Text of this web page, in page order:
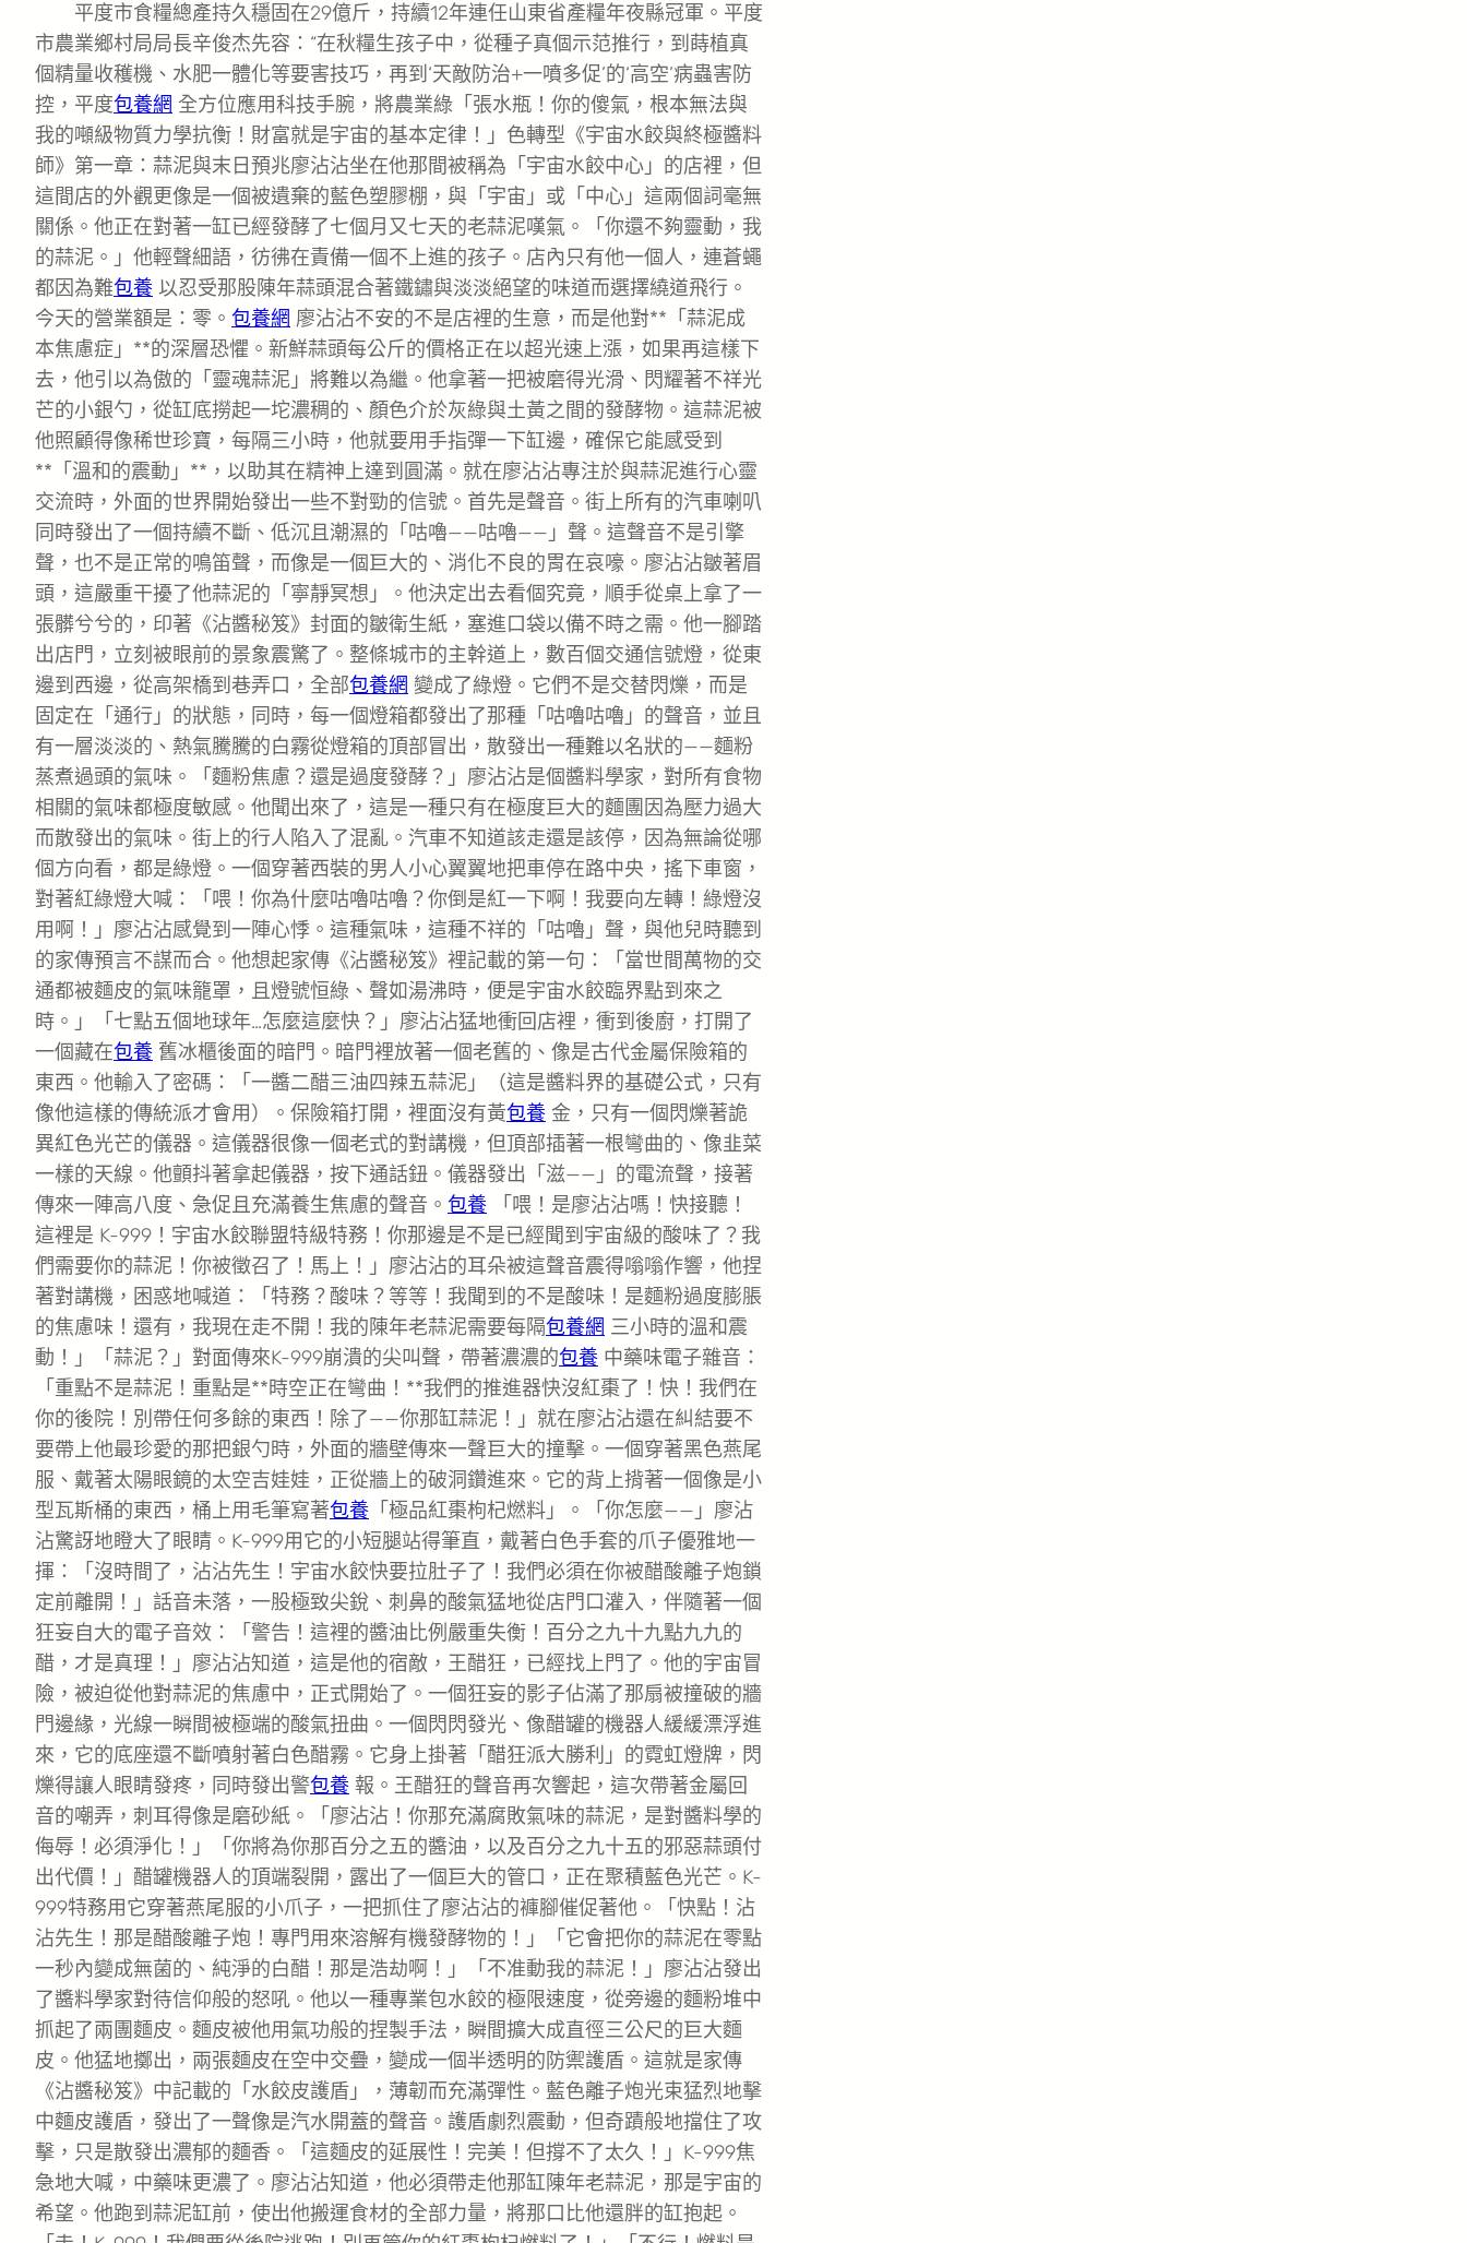
平度市食糧總產持久穩固在29億斤，持續12年連任山東省產糧年夜縣冠軍。平度
市農業鄉村局局長辛俊杰先容：“在秋糧生孩子中，從種子真個示范推行，到蒔植真
個精量收穫機、水肥一體化等要害技巧，再到‘天敵防治+一噴多促’的‘高空’病蟲害防
控，平度包養網 全方位應用科技手腕，將農業綠「張水瓶！你的傻氣，根本無法與
我的噸級物質力學抗衡！財富就是宇宙的基本定律！」色轉型《宇宙水餃與終極醬料
師》第一章：蒜泥與末日預兆廖沾沾坐在他那間被稱為「宇宙水餃中心」的店裡，但
這間店的外觀更像是一個被遺棄的藍色塑膠棚，與「宇宙」或「中心」這兩個詞毫無
關係。他正在對著一缸已經發酵了七個月又七天的老蒜泥嘆氣。「你還不夠靈動，我
的蒜泥。」他輕聲細語，彷彿在責備一個不上進的孩子。店內只有他一個人，連蒼蠅
都因為難包養 以忍受那股陳年蒜頭混合著鐵鏽與淡淡絕望的味道而選擇繞道飛行。
今天的營業額是：零。 包養網 廖沾沾不安的不是店裡的生意，而是他對**「蒜泥成
本焦慮症」**的深層恐懼。新鮮蒜頭每公斤的價格正在以超光速上漲，如果再這樣下
去，他引以為傲的「靈魂蒜泥」將難以為繼。他拿著一把被磨得光滑、閃耀著不祥光
芒的小銀勺，從缸底撈起一坨濃稠的、顏色介於灰綠與土黃之間的發酵物。這蒜泥被
他照顧得像稀世珍寶，每隔三小時，他就要用手指彈一下缸邊，確保它能感受到
**「溫和的震動」**，以助其在精神上達到圓滿。就在廖沾沾專注於與蒜泥進行心靈
交流時，外面的世界開始發出一些不對勁的信號。首先是聲音。街上所有的汽車喇叭
同時發出了一個持續不斷、低沉且潮濕的「咕嚕——咕嚕——」聲。這聲音不是引擎
聲，也不是正常的鳴笛聲，而像是一個巨大的、消化不良的胃在哀嚎。廖沾沾皺著眉
頭，這嚴重干擾了他蒜泥的「寧靜冥想」。他決定出去看個究竟，順手從桌上拿了一
張髒兮兮的，印著《沾醬秘笈》封面的皺衛生紙，塞進口袋以備不時之需。他一腳踏
出店門，立刻被眼前的景象震驚了。整條城市的主幹道上，數百個交通信號燈，從東
邊到西邊，從高架橋到巷弄口，全部包養網 變成了綠燈。它們不是交替閃爍，而是
固定在「通行」的狀態，同時，每一個燈箱都發出了那種「咕嚕咕嚕」的聲音，並且
有一層淡淡的、熱氣騰騰的白霧從燈箱的頂部冒出，散發出一種難以名狀的——麵粉
蒸煮過頭的氣味。「麵粉焦慮？還是過度發酵？」廖沾沾是個醬料學家，對所有食物
相關的氣味都極度敏感。他聞出來了，這是一種只有在極度巨大的麵團因為壓力過大
而散發出的氣味。街上的行人陷入了混亂。汽車不知道該走還是該停，因為無論從哪
個方向看，都是綠燈。一個穿著西裝的男人小心翼翼地把車停在路中央，搖下車窗，
對著紅綠燈大喊：「喂！你為什麼咕嚕咕嚕？你倒是紅一下啊！我要向左轉！綠燈沒
用啊！」廖沾沾感覺到一陣心悸。這種氣味，這種不祥的「咕嚕」聲，與他兒時聽到
的家傳預言不謀而合。他想起家傳《沾醬秘笈》裡記載的第一句：「當世間萬物的交
通都被麵皮的氣味籠罩，且燈號恒綠、聲如湯沸時，便是宇宙水餃臨界點到來之
時。」「七點五個地球年…怎麼這麼快？」廖沾沾猛地衝回店裡，衝到後廚，打開了
一個藏在包養 舊冰櫃後面的暗門。暗門裡放著一個老舊的、像是古代金屬保險箱的
東西。他輸入了密碼：「一醬二醋三油四辣五蒜泥」（這是醬料界的基礎公式，只有
像他這樣的傳統派才會用）。保險箱打開，裡面沒有黃包養 金，只有一個閃爍著詭
異紅色光芒的儀器。這儀器很像一個老式的對講機，但頂部插著一根彎曲的、像韭菜
一樣的天線。他顫抖著拿起儀器，按下通話鈕。儀器發出「滋——」的電流聲，接著
傳來一陣高八度、急促且充滿養生焦慮的聲音。 包養 「喂！是廖沾沾嗎！快接聽！
這裡是 K-999！宇宙水餃聯盟特級特務！你那邊是不是已經聞到宇宙級的酸味了？我
們需要你的蒜泥！你被徵召了！馬上！」廖沾沾的耳朵被這聲音震得嗡嗡作響，他捏
著對講機，困惑地喊道：「特務？酸味？等等！我聞到的不是酸味！是麵粉過度膨脹
的焦慮味！還有，我現在走不開！我的陳年老蒜泥需要每隔包養網 三小時的溫和震
動！」「蒜泥？」對面傳來K-999崩潰的尖叫聲，帶著濃濃的包養 中藥味電子雜音：
「重點不是蒜泥！重點是**時空正在彎曲！**我們的推進器快沒紅棗了！快！我們在
你的後院！別帶任何多餘的東西！除了——你那缸蒜泥！」就在廖沾沾還在糾結要不
要帶上他最珍愛的那把銀勺時，外面的牆壁傳來一聲巨大的撞擊。一個穿著黑色燕尾
服、戴著太陽眼鏡的太空吉娃娃，正從牆上的破洞鑽進來。它的背上揹著一個像是小
型瓦斯桶的東西，桶上用毛筆寫著包養 「極品紅棗枸杞燃料」。「你怎麼——」廖沾
沾驚訝地瞪大了眼睛。K-999用它的小短腿站得筆直，戴著白色手套的爪子優雅地一
揮：「沒時間了，沾沾先生！宇宙水餃快要拉肚子了！我們必須在你被醋酸離子炮鎖
定前離開！」話音未落，一股極致尖銳、刺鼻的酸氣猛地從店門口灌入，伴隨著一個
狂妄自大的電子音效：「警告！這裡的醬油比例嚴重失衡！百分之九十九點九九的
醋，才是真理！」廖沾沾知道，這是他的宿敵，王醋狂，已經找上門了。他的宇宙冒
險，被迫從他對蒜泥的焦慮中，正式開始了。一個狂妄的影子佔滿了那扇被撞破的牆
門邊緣，光線一瞬間被極端的酸氣扭曲。一個閃閃發光、像醋罐的機器人緩緩漂浮進
來，它的底座還不斷噴射著白色醋霧。它身上掛著「醋狂派大勝利」的霓虹燈牌，閃
爍得讓人眼睛發疼，同時發出警包養 報。王醋狂的聲音再次響起，這次帶著金屬回
音的嘲弄，刺耳得像是磨砂紙。「廖沾沾！你那充滿腐敗氣味的蒜泥，是對醬料學的
侮辱！必須淨化！」「你將為你那百分之五的醬油，以及百分之九十五的邪惡蒜頭付
出代價！」醋罐機器人的頂端裂開，露出了一個巨大的管口，正在聚積藍色光芒。K-
999特務用它穿著燕尾服的小爪子，一把抓住了廖沾沾的褲腳催促著他。「快點！沾
沾先生！那是醋酸離子炮！專門用來溶解有機發酵物的！」「它會把你的蒜泥在零點
一秒內變成無菌的、純淨的白醋！那是浩劫啊！」「不准動我的蒜泥！」廖沾沾發出
了醬料學家對待信仰般的怒吼。他以一種專業包水餃的極限速度，從旁邊的麵粉堆中
抓起了兩團麵皮。麵皮被他用氣功般的捏製手法，瞬間擴大成直徑三公尺的巨大麵
皮。他猛地擲出，兩張麵皮在空中交疊，變成一個半透明的防禦護盾。這就是家傳
《沾醬秘笈》中記載的「水餃皮護盾」，薄韌而充滿彈性。藍色離子炮光束猛烈地擊
中麵皮護盾，發出了一聲像是汽水開蓋的聲音。護盾劇烈震動，但奇蹟般地擋住了攻
擊，只是散發出濃郁的麵香。「這麵皮的延展性！完美！但撐不了太久！」K-999焦
急地大喊，中藥味更濃了。廖沾沾知道，他必須帶走他那缸陳年老蒜泥，那是宇宙的
希望。他跑到蒜泥缸前，使出他搬運食材的全部力量，將那口比他還胖的缸抱起。